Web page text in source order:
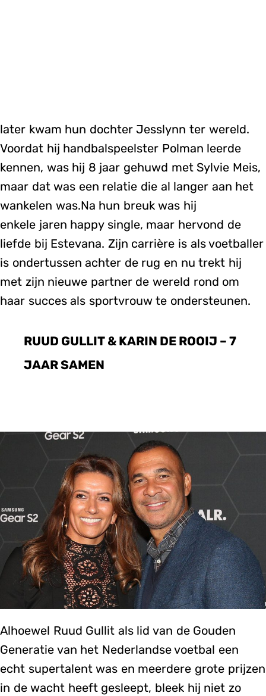
later kwam hun dochter Jesslynn ter wereld.
Voordat hij handbalspeelster Polman leerde
kennen, was hij 8 jaar gehuwd met Sylvie Meis,
maar dat was een relatie die al langer aan het
wankelen was.Na hun breuk was hij
enkele jaren happy single, maar hervond de
liefde bij Estevana. Zijn carrière is als voetballer
is ondertussen achter de rug en nu trekt hij
met zijn nieuwe partner de wereld rond om
haar succes als sportvrouw te ondersteunen.
RUUD GULLIT & KARIN DE ROOIJ – 7
JAAR SAMEN
Alhoewel Ruud Gullit als lid van de Gouden
Generatie van het Nederlandse voetbal een
echt supertalent was en meerdere grote prijzen
in de wacht heeft gesleept, bleek hij niet zo